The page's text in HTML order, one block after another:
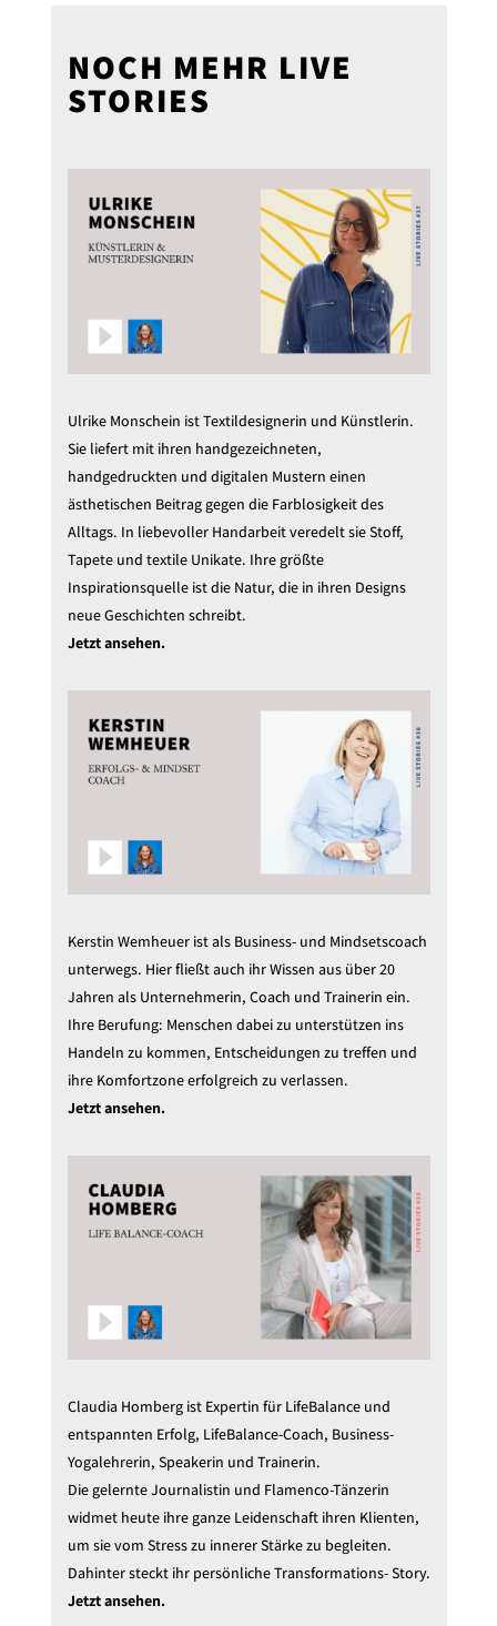
NOCH MEHR LIVE
STORIES
Ulrike Monschein ist Textildesignerin und Künstlerin.
Sie liefert mit ihren handgezeichneten,
handgedruckten und digitalen Mustern einen
ästhetischen Beitrag gegen die Farblosigkeit des
Alltags. In liebevoller Handarbeit veredelt sie Stoff,
Tapete und textile Unikate. Ihre größte
Inspirationsquelle ist die Natur, die in ihren Designs
neue Geschichten schreibt.
Jetzt ansehen.
Kerstin Wemheuer ist als Business- und Mindsetscoach
unterwegs. Hier fließt auch ihr Wissen aus über 20
Jahren als Unternehmerin, Coach und Trainerin ein.
Ihre Berufung: Menschen dabei zu unterstützen ins
Handeln zu kommen, Entscheidungen zu treffen und
ihre Komfortzone erfolgreich zu verlassen.
Jetzt ansehen.
Claudia Homberg ist Expertin für LifeBalance und
entspannten Erfolg, LifeBalance-Coach, Business-
Yogalehrerin, Speakerin und Trainerin.
Die gelernte Journalistin und Flamenco-Tänzerin
widmet heute ihre ganze Leidenschaft ihren Klienten,
um sie vom Stress zu innerer Stärke zu begleiten.
Dahinter steckt ihr persönliche Transformations- Story.
Jetzt ansehen.